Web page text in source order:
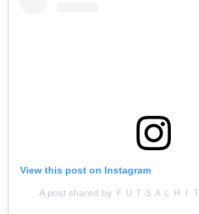
View this post on Instagram
A post shared by ＦＵＴＳＡＬＨＩ